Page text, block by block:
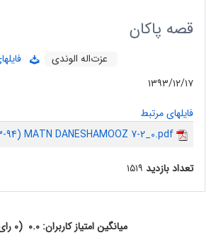
قصه پاکان
عزت‌اله الوندی
۱۳۹۳/۱۲/۱۷
فایلهای مرتبط
MATN DANESHAMOOZ 7-2_0.pdf
تعداد بازدید ۱۵۱۹
میانگین امتیاز کاربران: 0.0 (0 رای)